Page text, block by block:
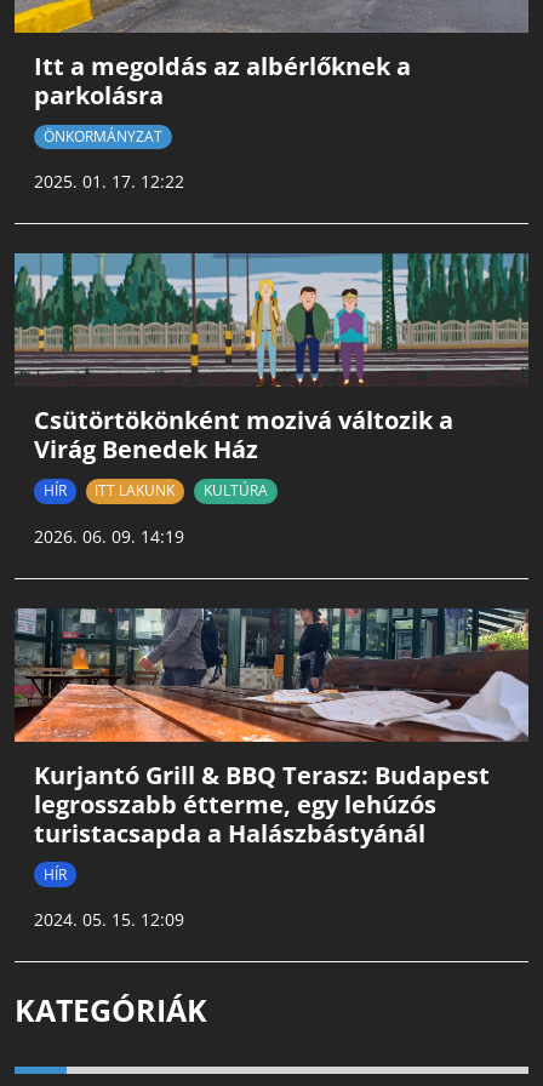
Itt a megoldás az albérlőknek a
parkolásra
ÖNKORMÁNYZAT
2025. 01. 17. 12:22
Csütörtökönként mozivá változik a
Virág Benedek Ház
HÍR ITT LAKUNK KULTÚRA
2026. 06. 09. 14:19
Kurjantó Grill & BBQ Terasz: Budapest
legrosszabb étterme, egy lehúzós
turistacsapda a Halászbástyánál
HÍR
2024. 05. 15. 12:09
KATEGÓRIÁK